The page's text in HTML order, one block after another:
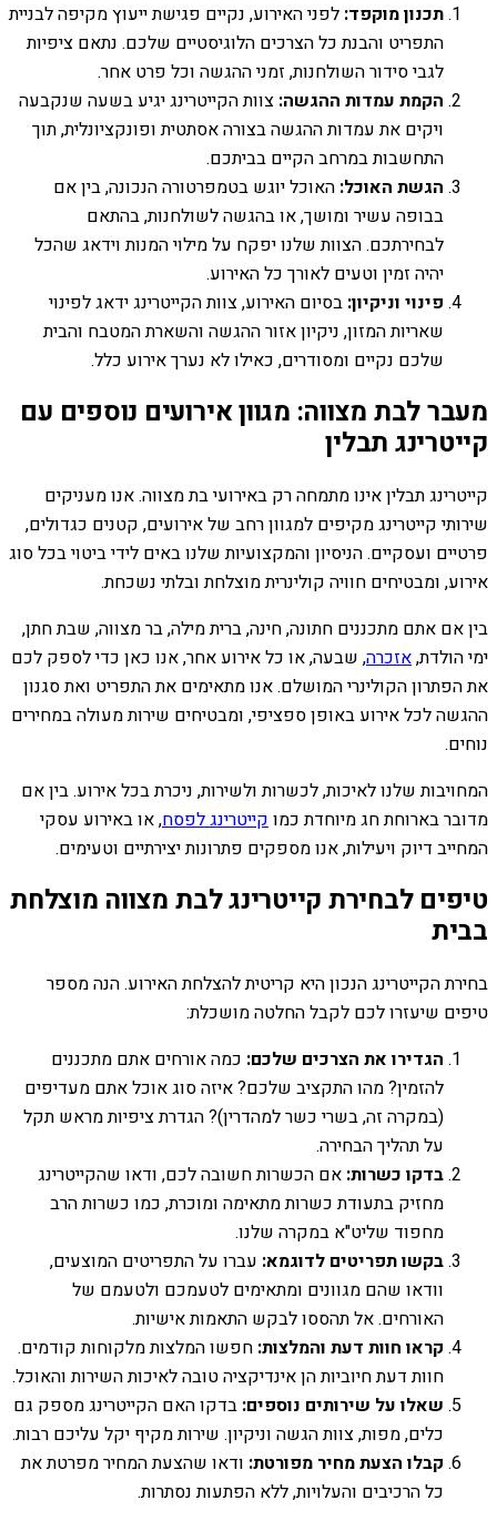
תכנון מוקפד: לפני האירוע, נקיים פגישת ייעוץ מקיפה לבניית
התפריט והבנת כל הצרכים הלוגיסטיים שלכם. נתאם ציפיות
לגבי סידור השולחנות, זמני ההגשה וכל פרט אחר.
הקמת עמדות ההגשה: צוות הקייטרינג יגיע בשעה שנקבעה
ויקים את עמדות ההגשה בצורה אסתטית ופונקציונלית, תוך
התחשבות במרחב הקיים בביתכם.
הגשת האוכל: האוכל יוגש בטמפרטורה הנכונה, בין אם
בבופה עשיר ומושך, או בהגשה לשולחנות, בהתאם
לבחירתכם. הצוות שלנו יפקח על מילוי המנות וידאג שהכל
יהיה זמין וטעים לאורך כל האירוע.
פינוי וניקיון: בסיום האירוע, צוות הקייטרינג ידאג לפינוי
שאריות המזון, ניקיון אזור ההגשה והשארת המטבח והבית
שלכם נקיים ומסודרים, כאילו לא נערך אירוע כלל.
מעבר לבת מצווה: מגוון אירועים נוספים עם
קייטרינג תבלין
קייטרינג תבלין אינו מתמחה רק באירועי בת מצווה. אנו מעניקים
שירותי קייטרינג מקיפים למגוון רחב של אירועים, קטנים כגדולים,
פרטיים ועסקיים. הניסיון והמקצועיות שלנו באים לידי ביטוי בכל סוג
אירוע, ומבטיחים חוויה קולינרית מוצלחת ובלתי נשכחת.
בין אם אתם מתכננים חתונה, חינה, ברית מילה, בר מצווה, שבת חתן,
ימי הולדת,אזכרה, שבעה, או כל אירוע אחר, אנו כאן כדי לספק לכם
את הפתרון הקולינרי המושלם. אנו מתאימים את התפריט ואת סגנון
ההגשה לכל אירוע באופן ספציפי, ומבטיחים שירות מעולה במחירים
נוחים.
המחויבות שלנו לאיכות, לכשרות ולשירות, ניכרת בכל אירוע. בין אם
מדובר בארוחת חג מיוחדת כמוקייטרינג לפסח, או באירוע עסקי
המחייב דיוק ויעילות, אנו מספקים פתרונות יצירתיים וטעימים.
טיפים לבחירת קייטרינג לבת מצווה מוצלחת
בבית
בחירת הקייטרינג הנכון היא קריטית להצלחת האירוע. הנה מספר
טיפים שיעזרו לכם לקבל החלטה מושכלת:
הגדירו את הצרכים שלכם: כמה אורחים אתם מתכננים
להזמין? מהו התקציב שלכם? איזה סוג אוכל אתם מעדיפים
(במקרה זה, בשרי כשר למהדרין)? הגדרת ציפיות מראש תקל
על תהליך הבחירה.
בדקו כשרות: אם הכשרות חשובה לכם, ודאו שהקייטרינג
מחזיק בתעודת כשרות מתאימה ומוכרת, כמו כשרות הרב
מחפוד שליט"א במקרה שלנו.
בקשו תפריטים לדוגמא: עברו על התפריטים המוצעים,
וודאו שהם מגוונים ומתאימים לטעמכם ולטעמם של
האורחים. אל תהססו לבקש התאמות אישיות.
קראו חוות דעת והמלצות: חפשו המלצות מלקוחות קודמים.
חוות דעת חיוביות הן אינדיקציה טובה לאיכות השירות והאוכל.
שאלו על שירותים נוספים: בדקו האם הקייטרינג מספק גם
כלים, מפות, צוות הגשה וניקיון. שירות מקיף יקל עליכם רבות.
קבלו הצעת מחיר מפורטת: ודאו שהצעת המחיר מפרטת את
כל הרכיבים והעלויות, ללא הפתעות נסתרות.